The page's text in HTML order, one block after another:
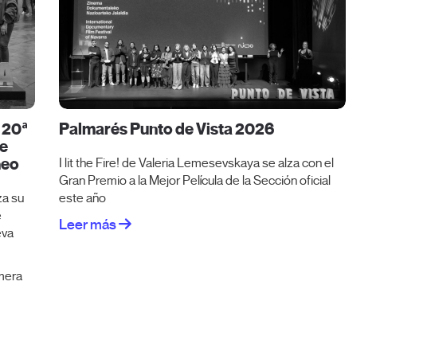
su
Palmarés Punto de Vista 2026
I lit the Fire! de Valeria Lemesevskaya se alza con el
Gran Premio a la Mejor Película de la Sección oficial
este año
Leer más